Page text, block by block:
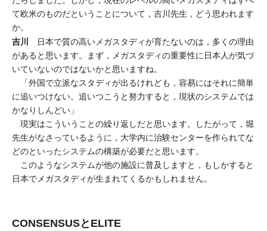
て欧米のものだということについて，吉川先生，どう思われます
か。
吉川 日本で質の高いメガスタディが育たないのは，多くの理由
があると思います。まず，メガスタディの重要性に日本人が気づ
いていないのではないかと思いますね。
「外国で立派なスタディが出るけれども，容易にはそれに簡単
に追いつけない。追いつこうと努力すると，現状のシステムでは
かなりしんどい」
現実はこういうことの繰り返しだと思います。したがって，堀
先生がなさっているように，大学内に治験センターを作られてな
どのといったシステムの構築が必要だと思います。
このようなシステムが他の施設に普及しますと，もしかすると
日本でメガスタディが生まれてくるかもしれません。
CONSENSUSとELITE